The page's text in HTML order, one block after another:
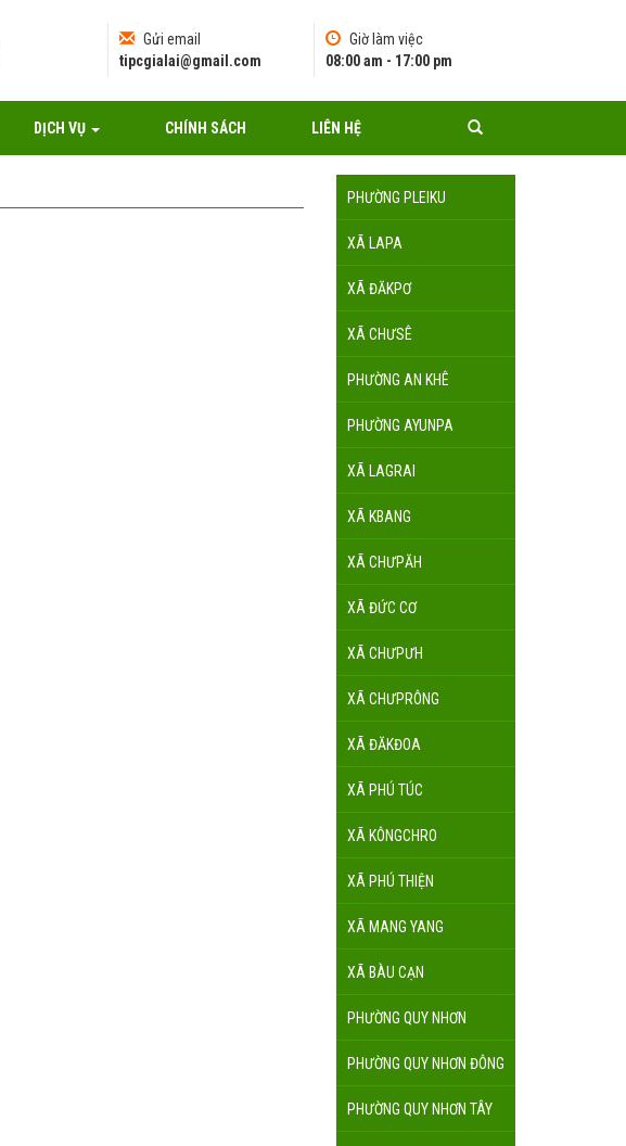
Gửi email
tipcgialai@gmail.com
Giờ làm việc
08:00 am - 17:00 pm
DỊCH VỤ CHÍNH SÁCH LIÊN HỆ
PHƯỜNG PLEIKU
XÃ LAPA
XÃ ĐĂKPƠ
XÃ CHƯSÊ
PHƯỜNG AN KHÊ
PHƯỜNG AYUNPA
XÃ LAGRAI
XÃ KBANG
XÃ CHƯPĂH
XÃ ĐỨC CƠ
XÃ CHƯPƯH
XÃ CHƯPRÔNG
XÃ ĐĂKĐOA
XÃ PHÚ TÚC
XÃ KÔNGCHRO
XÃ PHÚ THIỆN
XÃ MANG YANG
XÃ BÀU CẠN
PHƯỜNG QUY NHƠN
PHƯỜNG QUY NHƠN ĐÔNG
PHƯỜNG QUY NHƠN TÂY